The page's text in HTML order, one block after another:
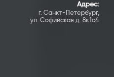
Адрес:
г. Санкт-Петербург,
ул. Софийская д. 8к1с4